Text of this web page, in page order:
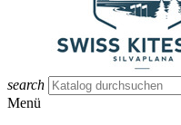
search
Menü